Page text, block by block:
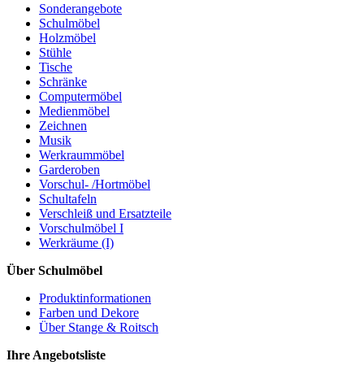
Sonderangebote
Schulmöbel
Holzmöbel
Stühle
Tische
Schränke
Computermöbel
Medienmöbel
Zeichnen
Musik
Werkraummöbel
Garderoben
Vorschul- /Hortmöbel
Schultafeln
Verschleiß und Ersatzteile
Vorschulmöbel I
Werkräume (I)
Über Schulmöbel
Produktinformationen
Farben und Dekore
Über Stange & Roitsch
Ihre Angebotsliste